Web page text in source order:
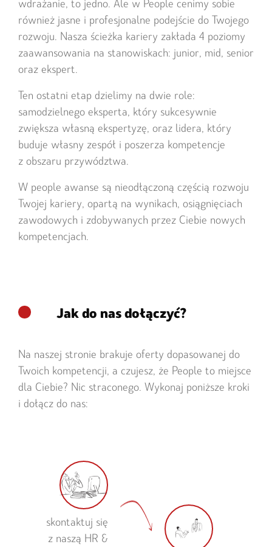
wdrażanie, to jedno. Ale w People cenimy sobie
również jasne i profesjonalne podejście do Twojego
rozwoju. Nasza ścieżka kariery zakłada 4 poziomy
zaawansowania na stanowiskach: junior, mid, senior
oraz ekspert.
Ten ostatni etap dzielimy na dwie role:
samodzielnego eksperta, który sukcesywnie
zwiększa własną ekspertyzę, oraz lidera, który
buduje własny zespół i poszerza kompetencje
z obszaru przywództwa.
W people awanse są nieodłączoną częścią rozwoju
Twojej kariery, opartą na wynikach, osiągnięciach
zawodowych i zdobywanych przez Ciebie nowych
kompetencjach.
Jak do nas dołączyć?
Na naszej stronie brakuje oferty dopasowanej do
Twoich kompetencji, a czujesz, że People to miejsce
dla Ciebie? Nic straconego. Wykonaj poniższe kroki
i dołącz do nas:
skontaktuj się
z naszą HR &